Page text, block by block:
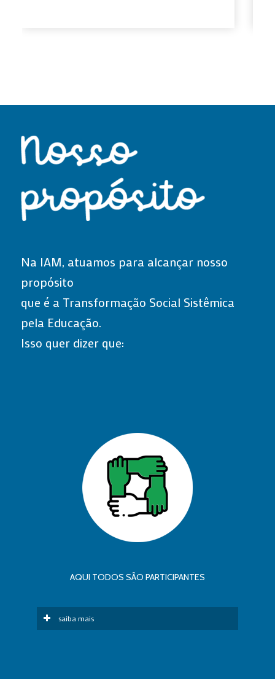
Na IAM, atuamos para alcançar nosso
propósito
que é a Transformação Social Sistêmica
pela Educação.
Isso quer dizer que:
AQUI TODOS SÃO PARTICIPANTES
saiba mais